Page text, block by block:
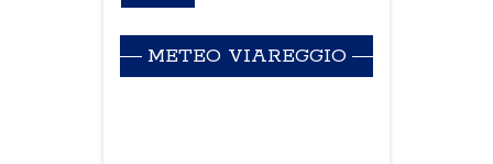
METEO VIAREGGIO